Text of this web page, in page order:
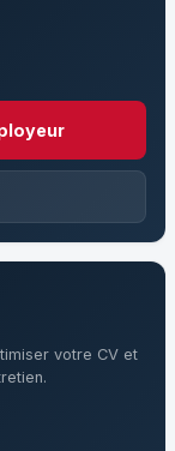
votre CV et